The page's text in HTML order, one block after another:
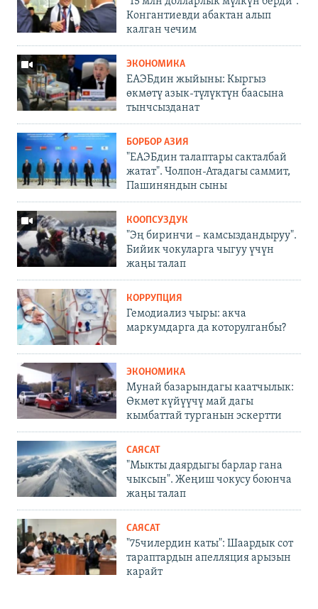
Конгантиевди абактан алып
калган чечим
ЭКОНОМИКА
ЕАЭБдин жыйыны: Кыргыз
өкмөтү азык-түлүктүн баасына
тынчсызданат
БОРБОР АЗИЯ
"ЕАЭБдин талаптары сакталбай
жатат". Чолпон-Атадагы саммит,
Пашиняндын сыны
КООПСУЗДУК
"Эң биринчи – камсыздандыруу".
Бийик чокуларга чыгуу үчүн
жаңы талап
КОРРУПЦИЯ
Гемодиализ чыры: акча
маркумдарга да которулганбы?
ЭКОНОМИКА
Мунай базарындагы каатчылык:
Өкмөт күйүүчү май дагы
кымбаттай турганын эскертти
САЯСАТ
"Мыкты даярдыгы барлар гана
чыксын". Жеңиш чокусу боюнча
жаңы талап
САЯСАТ
"75чилердин каты": Шаардык сот
тараптардын апелляция арызын
карайт